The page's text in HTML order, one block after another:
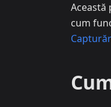
Această
cum